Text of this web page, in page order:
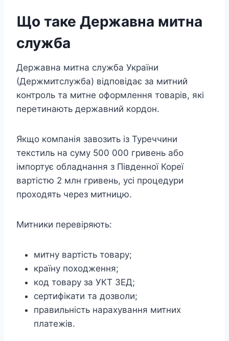
Що таке Державна митна
служба
Державна митна служба України
(Держмитслужба) відповідає за митний
контроль та митне оформлення товарів, які
перетинають державний кордон.
Якщо компанія завозить із Туреччини
текстиль на суму 500 000 гривень або
імпортує обладнання з Південної Кореї
вартістю 2 млн гривень, усі процедури
проходять через митницю.
Митники перевіряють:
митну вартість товару;
країну походження;
код товару за УКТ ЗЕД;
сертифікати та дозволи;
правильність нарахування митних
платежів.